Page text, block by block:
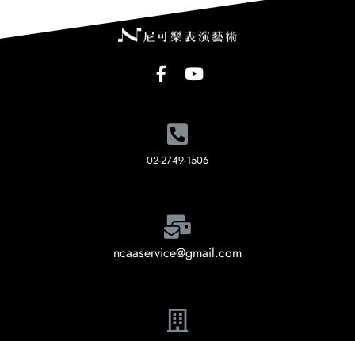
02-2749-1506
ncaaservice@gmail.com